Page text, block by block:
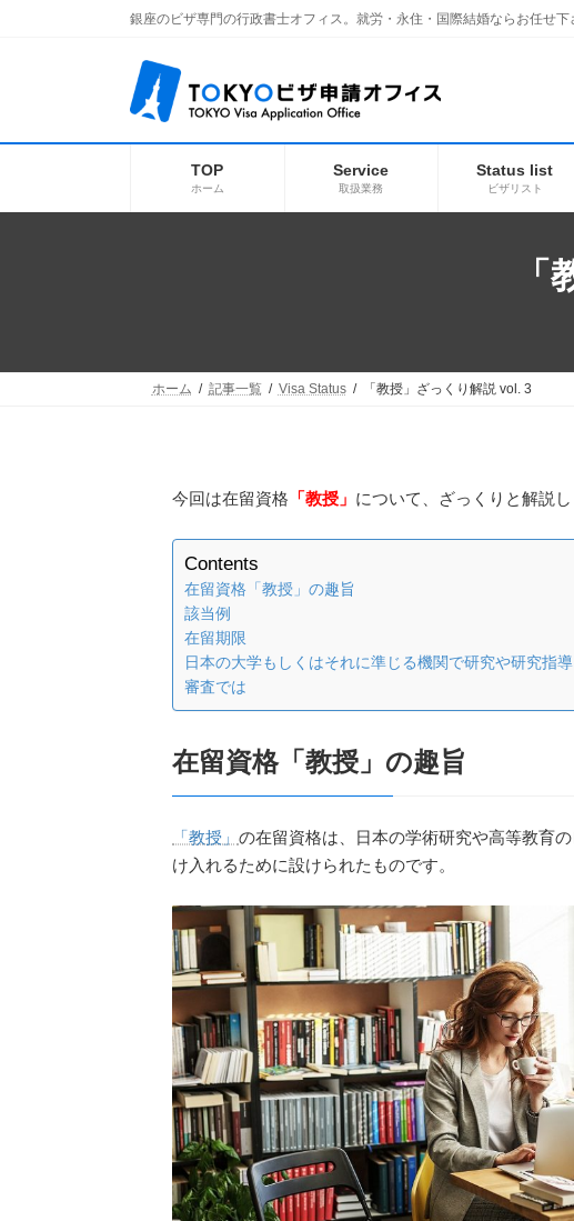
銀座のビザ専門の行政書士オフィス。就労・永住・国際結婚ならお任せ下
TOP
ホーム
Service
取扱業務
Status list
ビザリスト
ホーム 記事一覧 Visa Status 「教授」ざっくり解説 vol. 3
今回は在留資格 「教授」 について、ざっくりと解説し
Contents
在留資格「教授」の趣旨
該当例
在留期限
日本の大学もしくはそれに準じる機関で研究や研究指
審査では
在留資格「教授」の趣旨
「教授」の在留資格は、日本の学術研究や高等教育
け入れるために設けられたものです。